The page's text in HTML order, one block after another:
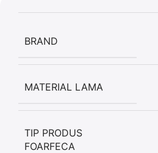
BRAND
MATERIAL LAMA
TIP PRODUS
FOARFECA